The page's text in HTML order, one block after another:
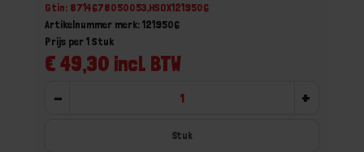
Gtin: 8714678050053,HSOX1219506
Artikelnummer merk: 1219506
€ 49,30 incl. BTW
Prijs per 1 Stuk
- +
Stuk